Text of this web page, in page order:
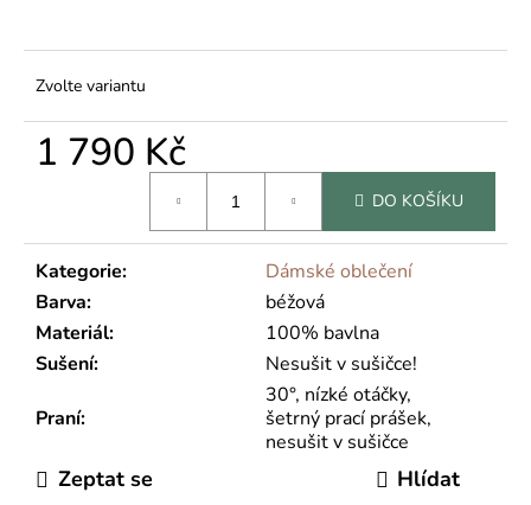
Zvolte variantu
1 790 Kč
DO KOŠÍKU
Kategorie:
Dámské oblečení
Barva:
béžová
Materiál:
100% bavlna
Sušení: Nesušit v sušičce!
Praní:
30°, nízké otáčky,
šetrný prací prášek,
nesušit v sušičce
Zeptat se Hlídat